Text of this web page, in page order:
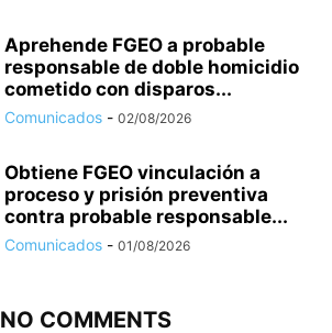
Aprehende FGEO a probable
responsable de doble homicidio
cometido con disparos...
Comunicados - 02/08/2026
Obtiene FGEO vinculación a
proceso y prisión preventiva
contra probable responsable...
Comunicados - 01/08/2026
NO COMMENTS